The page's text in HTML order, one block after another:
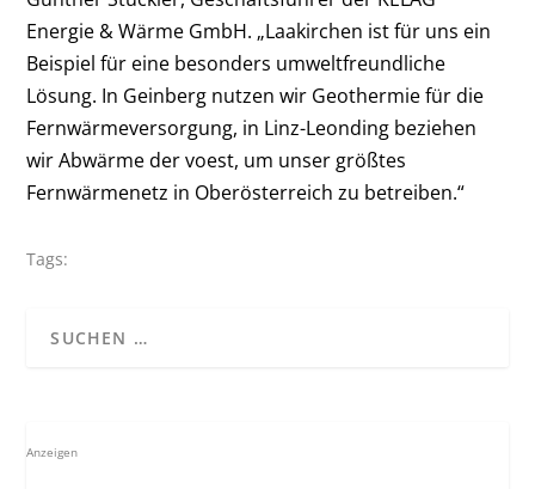
Energie & Wärme GmbH. „Laakirchen ist für uns ein
Beispiel für eine besonders umweltfreundliche
Lösung. In Geinberg nutzen wir Geothermie für die
Fernwärmeversorgung, in Linz-Leonding beziehen
wir Abwärme der voest, um unser größtes
Fernwärmenetz in Oberösterreich zu betreiben.“
Tags:
Anzeigen